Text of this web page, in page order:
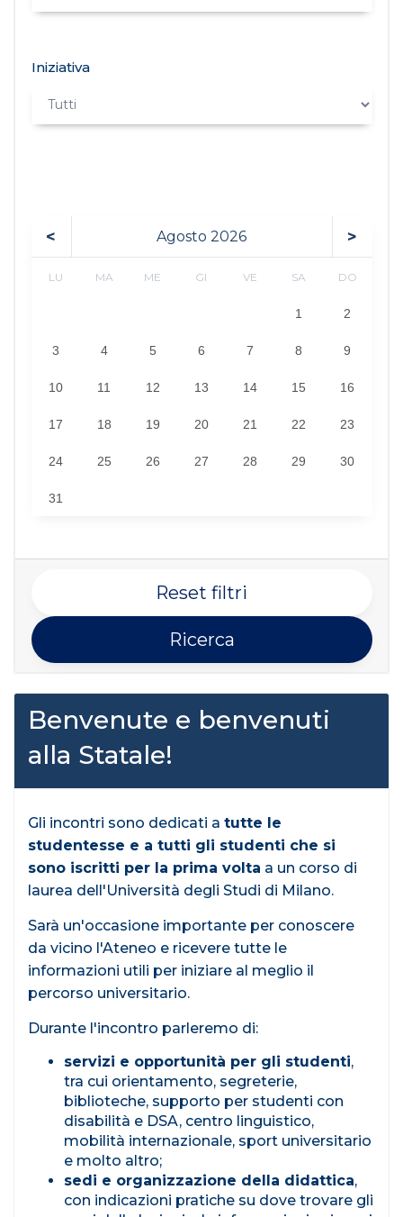
Iniziativa
< >
Agosto 2026
LU MA ME GI VE SA DO
1 2
3 4 5 6 7 8 9
10 11 12 13 14 15 16
17 18 19 20 21 22 23
24 25 26 27 28 29 30
31
Reset filtri
Ricerca
Benvenute e benvenuti
alla Statale!
Gli incontri sono dedicati a tutte le
studentesse e a tutti gli studenti che si
sono iscritti per la prima volta a un corso di
laurea dell'Università degli Studi di Milano.
Sarà un'occasione importante per conoscere
da vicino l'Ateneo e ricevere tutte le
informazioni utili per iniziare al meglio il
percorso universitario.
Durante l'incontro parleremo di:
servizi e opportunità per gli studenti,
tra cui orientamento, segreterie,
biblioteche, supporto per studenti con
disabilità e DSA, centro linguistico,
mobilità internazionale, sport universitario
e molto altro;
sedi e organizzazione della didattica,
con indicazioni pratiche su dove trovare gli